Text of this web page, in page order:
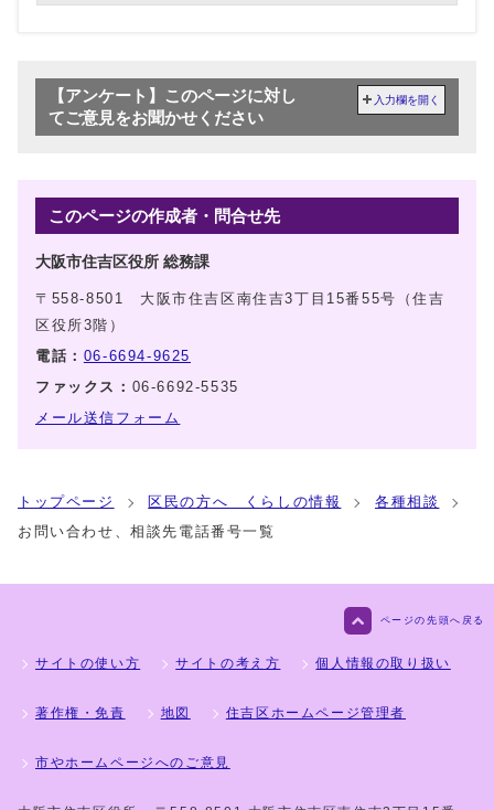
【アンケート】このページに対し
てご意見をお聞かせください
入力欄を開く
このページの作成者・問合せ先
大阪市住吉区役所 総務課
〒558-8501 大阪市住吉区南住吉3丁目15番55号（住吉
区役所3階）
電話： 06-6694-9625
ファックス： 06-6692-5535
メール送信フォーム
トップページ 区民の方へ くらしの情報
各種相談
お問い合わせ、相談先電話番号一覧
ページの先頭へ戻る
サイトの使い方 サイトの考え方 個人情報の取り扱い
著作権・免責 地図 住吉区ホームページ管理者
市やホームページへのご意見